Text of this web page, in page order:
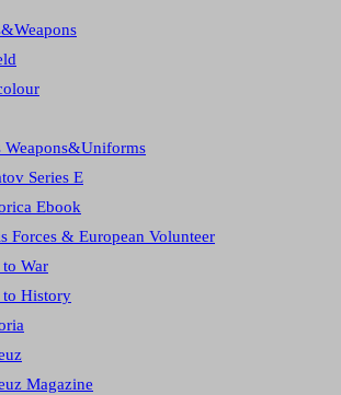
Weapons&Uniforms
Series E
Ebook
Forces & European Volunteer
to War
to History
Magazine